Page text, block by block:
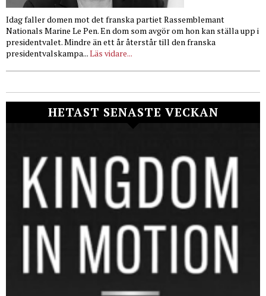
Idag faller domen mot det franska partiet Rassemblemant
Nationals Marine Le Pen. En dom som avgör om hon kan ställa upp i
presidentvalet. Mindre än ett år återstår till den franska
presidentvalskampa...Läs vidare...
HETAST SENASTE VECKAN